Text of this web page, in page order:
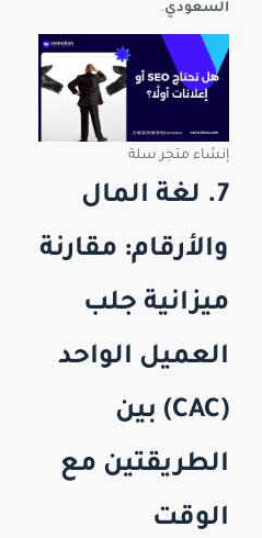
السعودي.
إنشاء متجر سلة
7. لغة المال
والأرقام: مقارنة
ميزانية جلب
العميل الواحد
(CAC) بين
الطريقتين مع
الوقت